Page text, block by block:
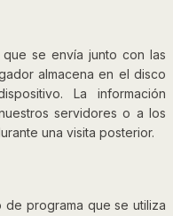
se envía junto con las
almacena en el disco
La información
servidores o a los
una visita posterior.
programa que se utiliza